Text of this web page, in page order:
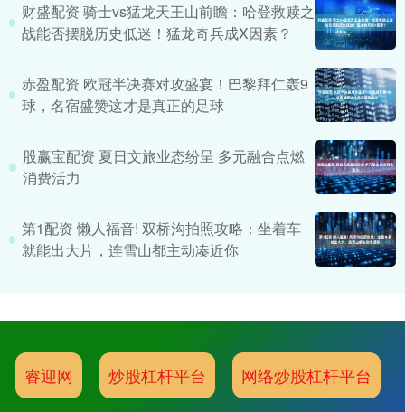
财盛配资 骑士vs猛龙天王山前瞻：哈登救赎之
战能否摆脱历史低迷！猛龙奇兵成X因素？
赤盈配资 欧冠半决赛对攻盛宴！巴黎拜仁轰9
球，名宿盛赞这才是真正的足球
股赢宝配资 夏日文旅业态纷呈 多元融合点燃
消费活力
第1配资 懒人福音! 双桥沟拍照攻略：坐着车
就能出大片，连雪山都主动凑近你
睿迎网 炒股杠杆平台 网络炒股杠杆平台